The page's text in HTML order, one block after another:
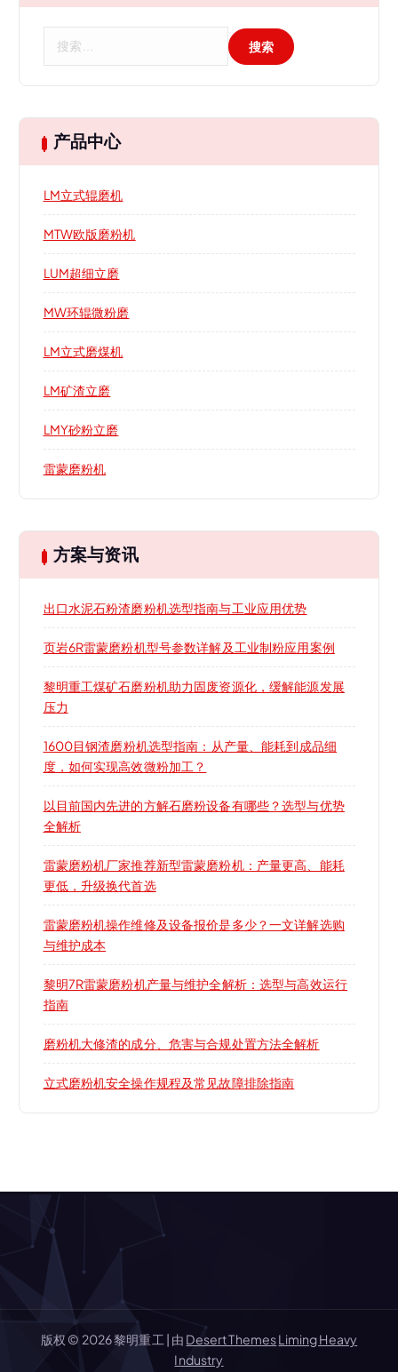
产品中心
LM立式辊磨机
MTW欧版磨粉机
LUM超细立磨
MW环辊微粉磨
LM立式磨煤机
LM矿渣立磨
LMY砂粉立磨
雷蒙磨粉机
方案与资讯
出口水泥石粉渣磨粉机选型指南与工业应用优势
页岩6R雷蒙磨粉机型号参数详解及工业制粉应用案例
黎明重工煤矿石磨粉机助力固废资源化，缓解能源发展
压力
1600目钢渣磨粉机选型指南：从产量、能耗到成品细
度，如何实现高效微粉加工？
以目前国内先进的方解石磨粉设备有哪些？选型与优势
全解析
雷蒙磨粉机厂家推荐新型雷蒙磨粉机：产量更高、能耗
更低，升级换代首选
雷蒙磨粉机操作维修及设备报价是多少？一文详解选购
与维护成本
黎明7R雷蒙磨粉机产量与维护全解析：选型与高效运行
指南
磨粉机大修渣的成分、危害与合规处置方法全解析
立式磨粉机安全操作规程及常见故障排除指南
版权 © 2026 黎明重工 | 由 Desert ThemesLiming Heavy
Industry